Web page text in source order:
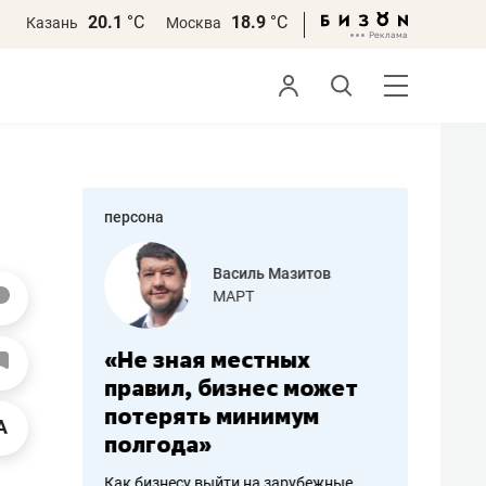
Казань 20.1 °С Москва 18.9 °С
персона
работа
Василь Мазитов
МАРТ
«Не зная местных
правил, бизнес может
потерять минимум
полгода»